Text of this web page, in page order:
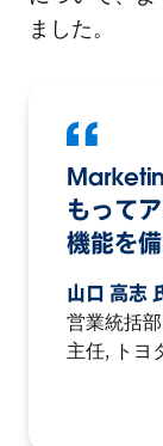
ました。
もって
機能を
山口 高志
営業統括
主任, トヨ